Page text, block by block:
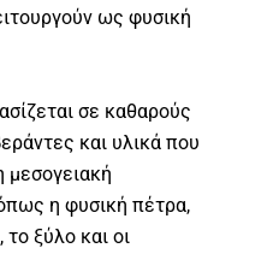
ως φυσική
σε καθαρούς
και υλικά που
μεσογειακή
η φυσική πέτρα,
ξύλο και οι